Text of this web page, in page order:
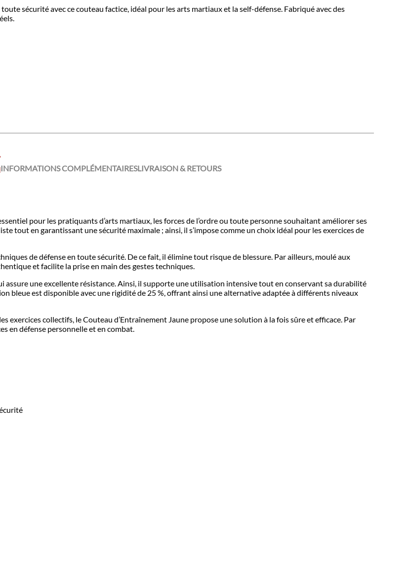
sécurité avec ce couteau factice, idéal pour les arts martiaux et la self-défense. Fabriqué avec des
INFORMATIONS COMPLÉMENTAIRESLIVRAISON & RETOURS
pour les pratiquants d’arts martiaux, les forces de l’ordre ou toute personne souhaitant améliorer ses
tout en garantissant une sécurité maximale ; ainsi, il s’impose comme un choix idéal pour les exercices de
de défense en toute sécurité. De ce fait, il élimine tout risque de blessure. Par ailleurs, moulé aux
et facilite la prise en main des gestes techniques.
assure une excellente résistance. Ainsi, il supporte une utilisation intensive tout en conservant sa durabilité
bleue est disponible avec une rigidité de 25 %, offrant ainsi une alternative adaptée à différents niveaux
exercices collectifs, le Couteau d’Entraînement Jaune propose une solution à la fois sûre et efficace. Par
en défense personnelle et en combat.